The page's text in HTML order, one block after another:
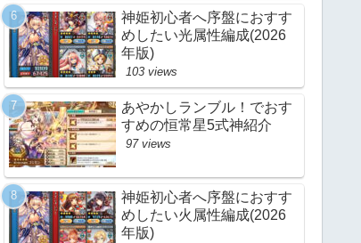
神姫初心者へ序盤におすす
めしたい光属性編成(2026
年版)
103 views
あやかしランブル！でおす
すめの恒常星5式神紹介
97 views
神姫初心者へ序盤におすす
めしたい火属性編成(2026
年版)